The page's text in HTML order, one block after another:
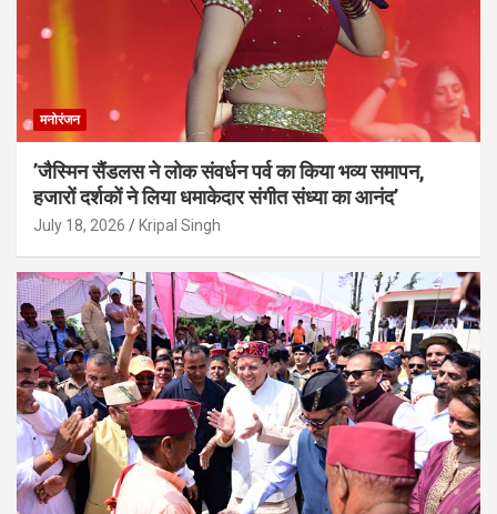
मनोरंजन
’जैस्मिन सैंडलस ने लोक संवर्धन पर्व का किया भव्य समापन,
हजारों दर्शकों ने लिया धमाकेदार संगीत संध्या का आनंद’
July 18, 2026 Kripal Singh